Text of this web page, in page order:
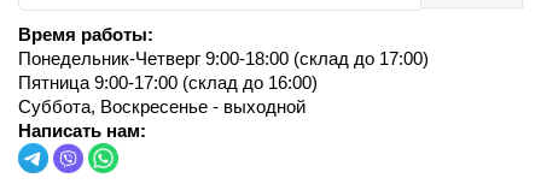
Время работы:
Понедельник-Четверг 9:00-18:00 (склад до 17:00)
Пятница 9:00-17:00 (склад до 16:00)
Суббота, Воскресенье - выходной
Написать нам: